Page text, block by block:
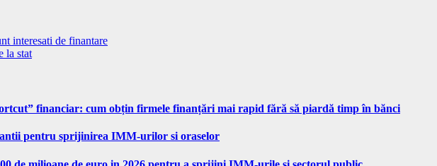
interesati de finantare
la stat
financiar: cum obțin firmele finanțări mai rapid fără să piardă timp în bănci
pentru sprijinirea IMM-urilor si oraselor